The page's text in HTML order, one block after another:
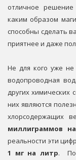
отличное
каким образом
способны сделать
приятнее и даже
Не для кого уже
водопроводная
других химических
них являются
хлорсодержащих
миллиграммов
реальности эти
1 мг на литр.